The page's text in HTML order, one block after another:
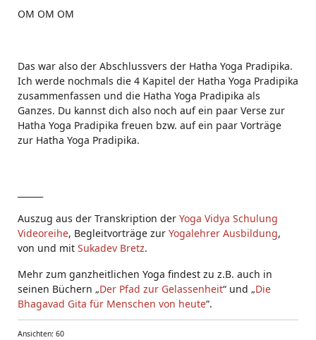
OM OM OM
Das war also der Abschlussvers der Hatha Yoga Pradipika.
Ich werde nochmals die 4 Kapitel der Hatha Yoga Pradipika
zusammenfassen und die Hatha Yoga Pradipika als
Ganzes. Du kannst dich also noch auf ein paar Verse zur
Hatha Yoga Pradipika freuen bzw. auf ein paar Vorträge
zur Hatha Yoga Pradipika.
Auszug aus der Transkription der Yoga Vidya Schulung
Videoreihe, Begleitvorträge zur Yogalehrer Ausbildung,
von und mit Sukadev Bretz.
Mehr zum ganzheitlichen Yoga findest zu z.B. auch in
seinen Büchern „Der Pfad zur Gelassenheit“ und „Die
Bhagavad Gita für Menschen von heute“.
Ansichten: 60